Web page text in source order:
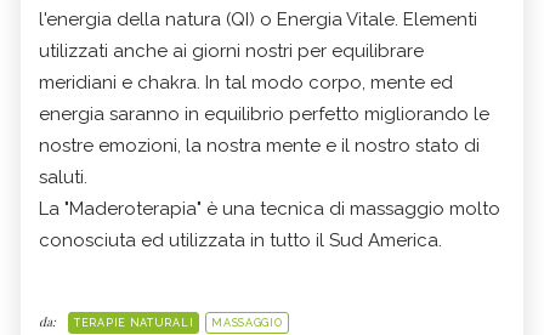
l'energia della natura (QI) o Energia Vitale. Elementi
utilizzati anche ai giorni nostri per equilibrare
meridiani e chakra. In tal modo corpo, mente ed
energia saranno in equilibrio perfetto migliorando le
nostre emozioni, la nostra mente e il nostro stato di
saluti.
La "Maderoterapia" è una tecnica di massaggio molto
conosciuta ed utilizzata in tutto il Sud America.
da: TERAPIE NATURALI MASSAGGIO